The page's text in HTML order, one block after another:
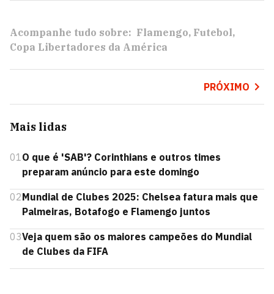
Acompanhe tudo sobre: Flamengo Futebol
Copa Libertadores da América
PRÓXIMO
Mais lidas
01 O que é 'SAB'? Corinthians e outros times
preparam anúncio para este domingo
02Mundial de Clubes 2025: Chelsea fatura mais que
Palmeiras, Botafogo e Flamengo juntos
03Veja quem são os maiores campeões do Mundial
de Clubes da FIFA